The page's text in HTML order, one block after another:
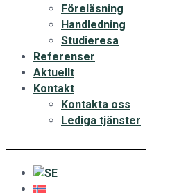
Föreläsning
Handledning
Studieresa
Referenser
Aktuellt
Kontakt
Kontakta oss
Lediga tjänster